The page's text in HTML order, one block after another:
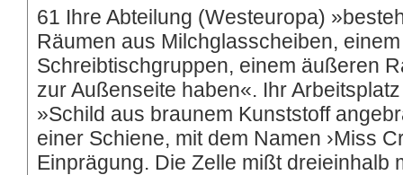
61 Ihre Abteilung (Westeuropa)
Räumen aus Milchglasscheiben,
Schreibtischgruppen, einem äußeren
zur Außenseite haben«. Ihr
»Schild aus braunem Kunststoff
einer Schiene, mit dem Namen ›Miss
Einprägung. Die Zelle mißt dreieinhalb